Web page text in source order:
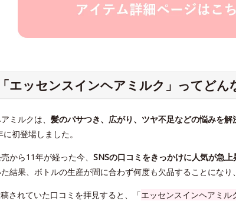
エッセンスインヘアミルク」ってどん
ミルクは、 髪のパサつき、広がり、ツヤ不足などの悩みを
初登場しました。
から11年が経った今、 SNSの口コミをきっかけに人気が急上
結果、ボトルの生産が間に合わず何度も欠品することになり
されていた口コミを拝見すると、「エッセンスインヘアミル